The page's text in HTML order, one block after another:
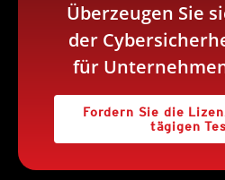
Überzeugen Sie
der
für
Fordern Sie die
tägigen